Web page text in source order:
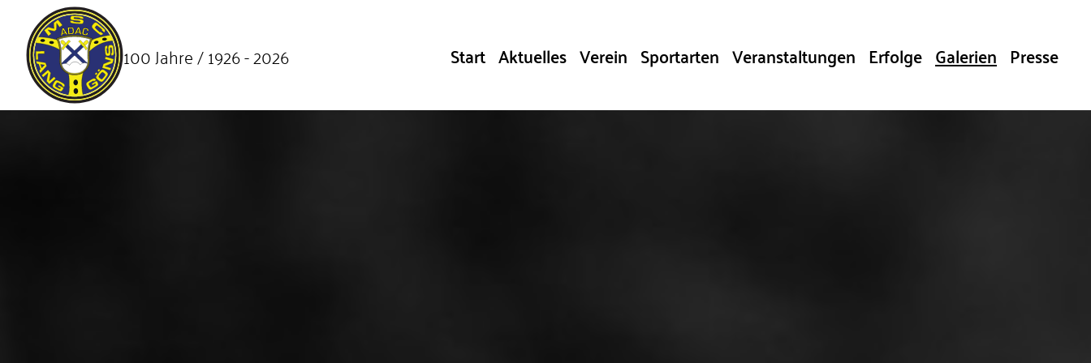
SKIP TO MAIN CONTENT
100 Jahre / 1926 - 2026 Start Aktuelles Verein Sportarten Veranstaltungen Erfolge Galerien Presse